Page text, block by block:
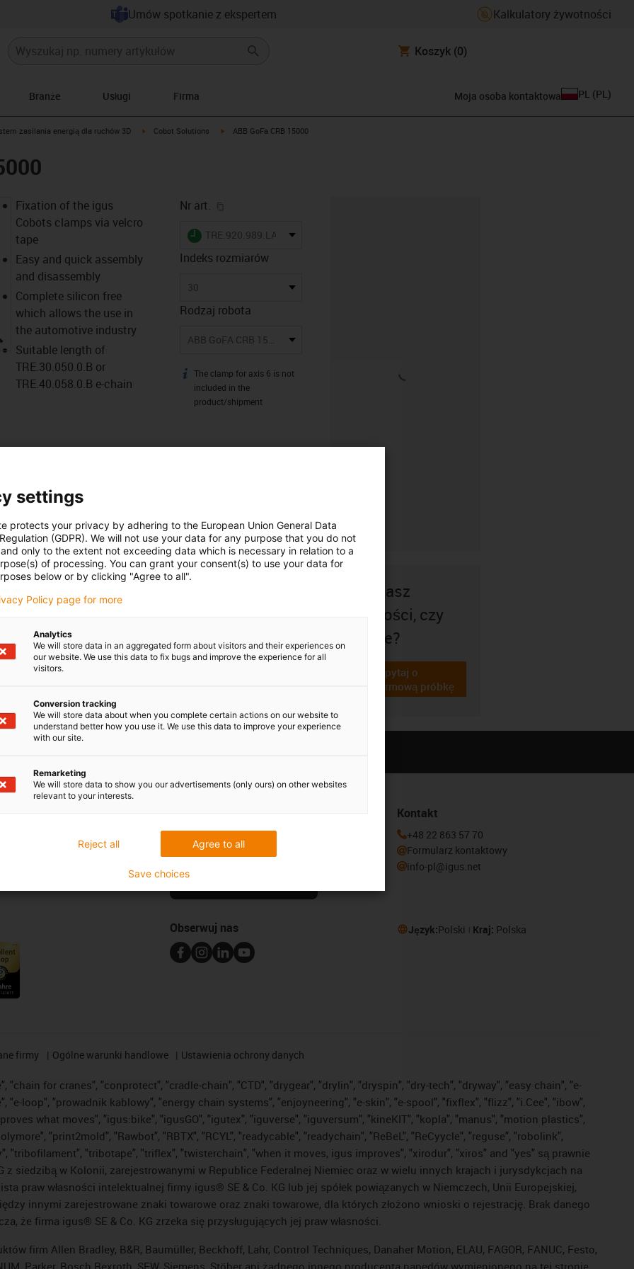
Umów spotkanie z ekspertem Kalkulatory żywotności
Koszyk (0)
Branże Usługi Firma Moja osoba kontaktowa PL (PL )
arrow-right
zasilania energią dla ruchów 3D igus-icon-arrow-right
Cobot Solutions igus-icon-arrow-right
ABB GoFa CRB 15000
igus-icon-lupe
Fixation of the igus
Cobots clamps via velcro
tape
Easy and quick assembly
and disassembly
Complete silicon free
which allows the use in
the automotive industry
Suitable length of
TRE.30.050.0.B or
TRE.40.058.0.B e-chain
Nr art.
igus-icon-lieferzeit
TRE.920.989.LAE30
Indeks rozmiarów
30
Rodzaj robota
ABB GoFA CRB 15000 5kg
igus-icon-info
The clamp for axis 6 is not
included in the
product/shipment
Pliki do
GoFa CRB 15000. Kompletny zestaw składający się z
i e-prowadnika triflex R.
Nie masz
pewności, czy
pasuje?
igus-icon-gratismuster
Zapytaj o
darmową próbkę
Bądź na bieżąco i zapisz się do newslettera
igus®.
Kontakt
+48 22 863 57 70
Formularz kontaktowy
info-pl@igus.net
Obserwuj nas Język:Polski Kraj: Polska
firmy Ogólne warunki handlowe Ustawienia ochrony danych
"chain for cranes", "conprotect", "cradle-chain", "CTD", "drygear", "drylin", "dryspin", "dry-tech", "dryway", "easy chain", "e-
"e-loop", "prowadnik kablowy", "energy chain systems", "enjoyneering", "e-skin", "e-spool", "fixflex", "flizz", "i.Cee", "ibow",
what moves", "igus:bike", "igusGO", "igutex", "iguverse", "iguversum", "kineKIT", "kopla", "manus", "motion plastics",
"print2mold", "Rawbot", "RBTX", "RCYL", "readycable", "readychain", "ReBeL", "ReCyycle", "reguse", "robolink",
"tribofilament", "tribotape", "triflex", "twisterchain", "when it moves, igus improves", "xirodur", "xiros" and "yes" są prawnie
siedzibą w Kolonii, zarejestrowanymi w Republice Federalnej Niemiec oraz w wielu innych krajach i jurysdykcjach na
praw własności intelektualnej firmy igus® SE & Co. KG lub jej spółek powiązanych w Niemczech, Unii Europejskiej,
innymi zarejestrowane znaki towarowe oraz znaki towarowe, dla których złożono wnioski o rejestrację. Brak danego
że firma igus® SE & Co. KG zrzeka się przysługujących jej praw własności.
firm Allen Bradley, B&R, Baumüller, Beckhoff, Lahr, Control Techniques, Danaher Motion, ELAU, FAGOR, FANUC, Festo,
Parker, Bosch Rexroth, SEW, Siemens, Stöber ani żadnego innego producenta napędów wymienionego na tej stronie
settings
protects your privacy by adhering to the European Union General Data
(GDPR). We will not use your data for any purpose that you do not
only to the extent not exceeding data which is necessary in relation to a
of processing. You can grant your consent(s) to use your data for
below or by clicking "Agree to all".
Policy page for more
Analytics
We will store data in an aggregated form about visitors and their experiences on
our website. We use this data to fix bugs and improve the experience for all
visitors.
Conversion tracking
We will store data about when you complete certain actions on our website to
understand better how you use it. We use this data to improve your experience
with our site.
Remarketing
We will store data to show you our advertisements (only ours) on other websites
relevant to your interests.
Agree to all
Reject all
Save choices